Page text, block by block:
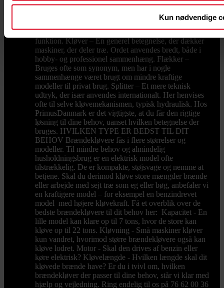
Kun nødvendige
afhængig af producent og brugssprog. Fællesnævneren
er, at alle maskiner er udviklet til at dele træstykker.
Hos PrimusDanmark kalder vi dem konsekvent for
brændekløvere, da det bedst beskriver deres primære
funktion. Kløver – En generel betegnelse, der dækker
maskiner, der deler træ. Ordet anvendes bredt, både i
hobby- og professionel sammenhæng. Flækker –
Bruges ofte som synonym, men har i nogle
sammenhænge været brugt om mindre kraftige
modeller til privat brug. Splitter – Et mere teknisk
udtryk, der især anvendes internationalt. Her henvises
ofte til selve kløvemekanismen, typisk hydraulisk. Hos
PrimusDanmark er det vigtigste, at du får den rigtige
løsning til dine behov, uanset hvilken betegnelse der
bruges. HVILKEN TYPE ER BEDST TIL DIT
BEHOV Brændekløvere fås i flere størrelser og
modeller. Til mindre behov og almindelig
husholdningsbrug er en elektrisk model ofte
tilstrækkelig. De er kompakte, støjsvage og nemme at
betjene. Skal du derimod kløve store mængder brænde
eller arbejde med sejt træ som eg eller bøg, anbefaler vi
en kraftigere model – for eksempel en benzindrevet
model med højere kløvekraft. Få et overblik over de
bedste brændekløvere til dit behov her: Kapacitet - En
lille model kan klare op til 7 tons, hvor de store kan
kløve op til 22 tons. Kløvning - Små maskiner kløver
kun vandret, hvorimod større brændekløvere også kan
kløve lodret. Motor - Skal den drives af benzin eller
køre elektrisk? Kløvelængde - Hvilken længde skal dit
kløvede brænde have? Er du i tvivl om, hvilken
brændekløver der passer til dine behov, står vi klar med
hjælp og vejledning. Ring endelig til os på 76 62 00 36